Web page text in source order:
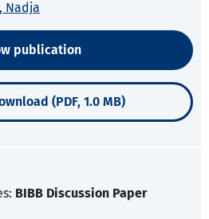
Nadja
publication
(PDF, 1.0 MB)
BIBB Discussion Paper